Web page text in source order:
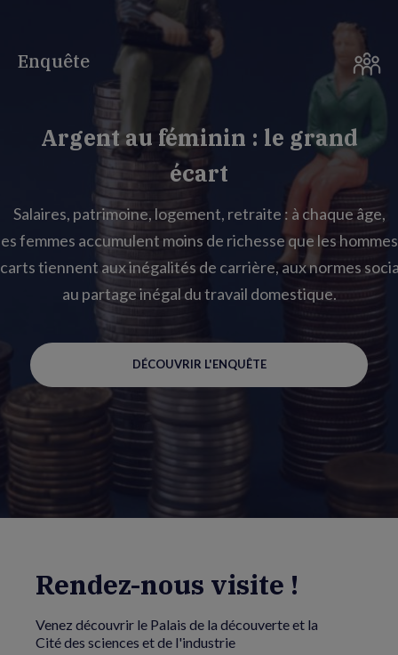
Enquête
Argent au féminin : le grand
écart
Salaires, patrimoine, logement, retraite : à chaque âge,
femmes accumulent moins de richesse que les
tiennent aux inégalités de carrière, aux normes
au partage inégal du travail domestique.
DÉCOUVRIR L'ENQUÊTE
Rendez-nous visite !
Venez découvrir le Palais de la découverte et la
Cité des sciences et de l'industrie